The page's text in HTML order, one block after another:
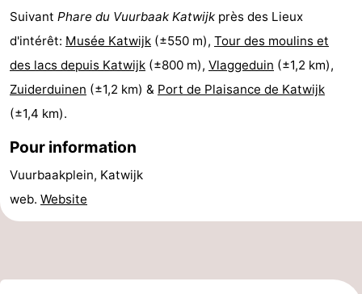
Zee
Alkmaar
-
Egmond
aan
-
Noordhollands
-
aan
Zee
Nature
Zuid-
-
Amsterdam
-
Zandvoort
Hollande-
Suivant Phare du Vuurbaak Katwijk près des Lieux
d'intérêt: Musée Katwijk (±550 m), Tour des moulins et
des lacs depuis Katwijk (±800 m), Vlaggeduin (±1,2 km),
Zuiderduinen (±1,2 km) & Port de Plaisance de Katwijk
(±1,4 km).
Pour information
Vuurbaakplein, Katwijk
web. Website